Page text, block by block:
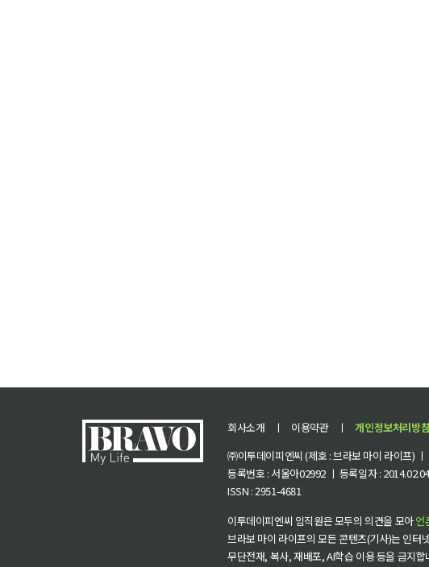
회사소개 ㅣ 이용약관 ㅣ 개인정보처리방침
㈜이투데이피엔씨 (제호 : 브라보 마이 라이프)
등록번호 : 서울아02992 ㅣ 등록일자 :
ISSN : 2951-4681
이투데이피엔씨 임직원은 모두의 의견을 모아언
브라보 마이 라이프의 모든 콘텐츠(기사)는 인터
무단전재, 복사, 재배포, AI학습 이용 등을 금지합